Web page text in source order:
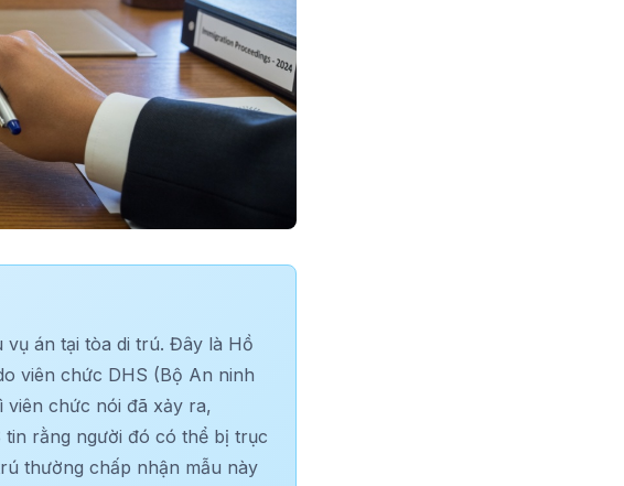
án tại tòa di trú. Đây là Hồ
viên chức DHS (Bộ An ninh
viên chức nói đã xảy ra,
rằng người đó có thể bị trục
thường chấp nhận mẫu này